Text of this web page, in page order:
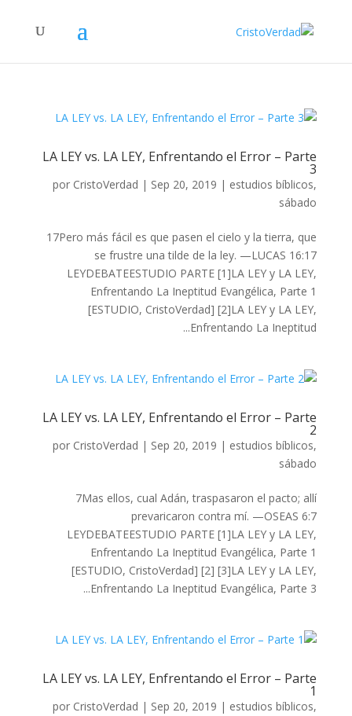
LA LEY vs. LA LEY, Enfrentando el Error – Parte
3
por CristoVerdad | Sep 20, 2019 | estudios bíblicos,
sábado
17Pero más fácil es que pasen el cielo y la tierra, que
se frustre una tilde de la ley. —LUCAS 16:17
LEYDEBATEESTUDIO PARTE [1]LA LEY y LA LEY,
Enfrentando La Ineptitud Evangélica, Parte 1
[ESTUDIO, CristoVerdad] [2]LA LEY y LA LEY,
Enfrentando La Ineptitud...
LA LEY vs. LA LEY, Enfrentando el Error – Parte
2
por CristoVerdad | Sep 20, 2019 | estudios bíblicos,
sábado
7Mas ellos, cual Adán, traspasaron el pacto; allí
prevaricaron contra mí. —OSEAS 6:7
LEYDEBATEESTUDIO PARTE [1]LA LEY y LA LEY,
Enfrentando La Ineptitud Evangélica, Parte 1
[ESTUDIO, CristoVerdad] [2] [3]LA LEY y LA LEY,
Enfrentando La Ineptitud Evangélica, Parte 3...
LA LEY vs. LA LEY, Enfrentando el Error – Parte
1
por CristoVerdad | Sep 20, 2019 | estudios bíblicos,